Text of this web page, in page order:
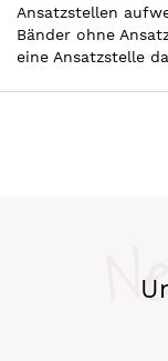
Ansatzstellen
Bänder ohne
eine Ansatzstelle